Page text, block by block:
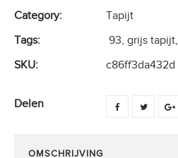
Category:
Tapijt
Tags:
93, grijs tapijt,
SKU:
c86ff3da432d
Delen
OMSCHRIJVING